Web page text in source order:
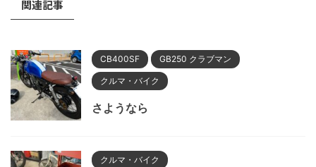
関連記事
CB400SF GB250 クラブマン
クルマ・バイク
さようなら
クルマ・バイク